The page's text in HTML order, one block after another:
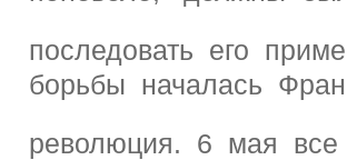
последовать его
борьбы началась
революция. 6 мая